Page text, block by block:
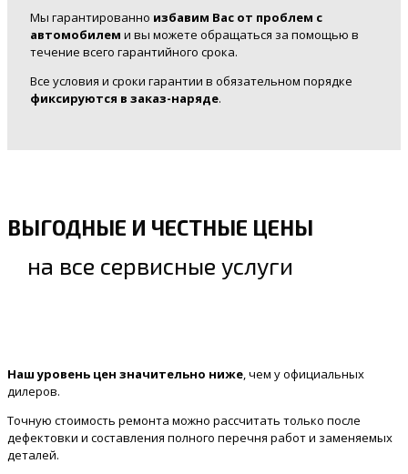
Мы гарантированно избавим Вас от проблем с
автомобилем и вы можете обращаться за помощью в
течение всего гарантийного срока.
Все условия и сроки гарантии в обязательном порядке
фиксируются в заказ-наряде.
ВЫГОДНЫЕ И ЧЕСТНЫЕ ЦЕНЫ
на все сервисные услуги
Наш уровень цен значительно ниже , чем у официальных
дилеров.
Точную стоимость ремонта можно рассчитать только после
дефектовки и составления полного перечня работ и заменяемых
деталей.